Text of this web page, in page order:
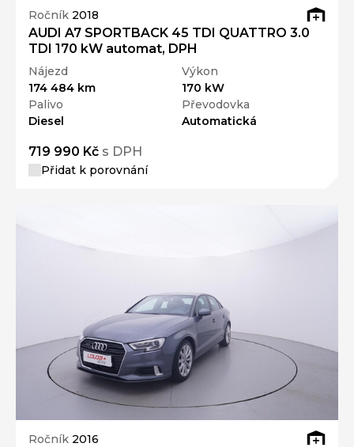
Ročník 2018
AUDI A7 SPORTBACK 45 TDI QUATTRO 3.0
TDI 170 kW automat, DPH
Nájezd
174 484 km
Výkon
170 kW
Palivo
Diesel
Převodovka
Automatická
719 990 Kč s DPH
Přidat k porovnání
Ročník 2016